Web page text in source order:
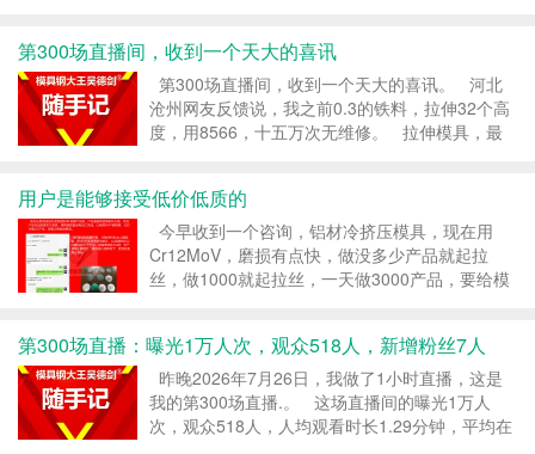
做好，老是因此...
第300场直播间，收到一个天大的喜讯
第300场直播间，收到一个天大的喜讯。 河北
沧州网友反馈说，我之前0.3的铁料，拉伸32个高
度，用8566，十五万次无维修。 拉伸模具，最
用户是能够接受低价低质的
今早收到一个咨询，铝材冷挤压模具，现在用
Cr12MoV，磨损有点快，做没多少产品就起拉
丝，做1000就起拉丝，一天做3000产品，要给模
Cr12MoV便宜。 ...
第300场直播：曝光1万人次，观众518人，新增粉丝7人
昨晚2026年7月26日，我做了1小时直播，这是
我的第300场直播.。 这场直播间的曝光1万人
次，观众518人，人均观看时长1.29分钟，平均在